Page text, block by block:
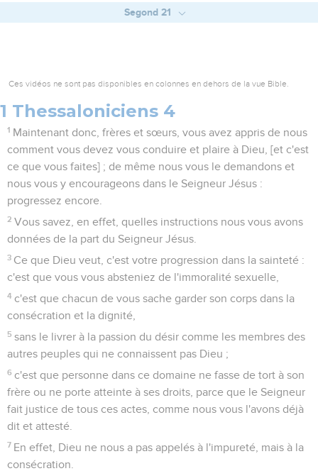
Segond 21
Ces vidéos ne sont pas disponibles en colonnes en dehors de la vue Bible.
1 Thessaloniciens 4
1 Maintenant donc, frères et sœurs, vous avez appris de nous
comment vous devez vous conduire et plaire à Dieu, [et c'est
ce que vous faites] ; de même nous vous le demandons et
nous vous y encourageons dans le Seigneur Jésus :
progressez encore.
2 Vous savez, en effet, quelles instructions nous vous avons
données de la part du Seigneur Jésus.
3 Ce que Dieu veut, c'est votre progression dans la sainteté :
c'est que vous vous absteniez de l'immoralité sexuelle,
4 c'est que chacun de vous sache garder son corps dans la
consécration et la dignité,
5 sans le livrer à la passion du désir comme les membres des
autres peuples qui ne connaissent pas Dieu ;
6 c'est que personne dans ce domaine ne fasse de tort à son
frère ou ne porte atteinte à ses droits, parce que le Seigneur
fait justice de tous ces actes, comme nous vous l'avons déjà
dit et attesté.
7 En effet, Dieu ne nous a pas appelés à l'impureté, mais à la
consécration.